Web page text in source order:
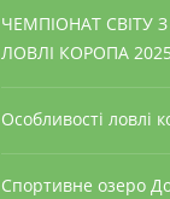
ЧЕМПІОНАТ СВІТУ
ЛОВЛІ КОРОПА 2025
Особливості ловлі
Спортивне озеро